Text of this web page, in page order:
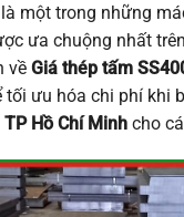
một trong những
ưa chuộng nhất
về Giá thép tấm
tối ưu hóa chi phí khi
Hồ Chí Minh cho